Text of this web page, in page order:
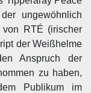
ungewöhnlich
RTÉ (irischer
der Weißhelme
Anspruch der
zu haben,
Publikum im